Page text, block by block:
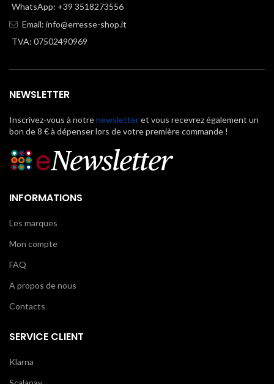
WhatsApp: +39 3518273556
Email: info@erresse-shop.it
TVA: 07502490969
NEWSLETTER
Inscrivez-vous à notrenewsletteret vous recevrez également un
bon de 8 € à dépenser lors de votre première commande !
INFORMATIONS
Les marques
Mon compte
FAQ
A propos de nous
Contacts
SERVICE CLIENT
Klarna